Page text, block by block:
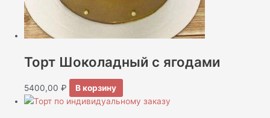
Торт Шоколадный с ягодами
5400,00 ₽ В корзину